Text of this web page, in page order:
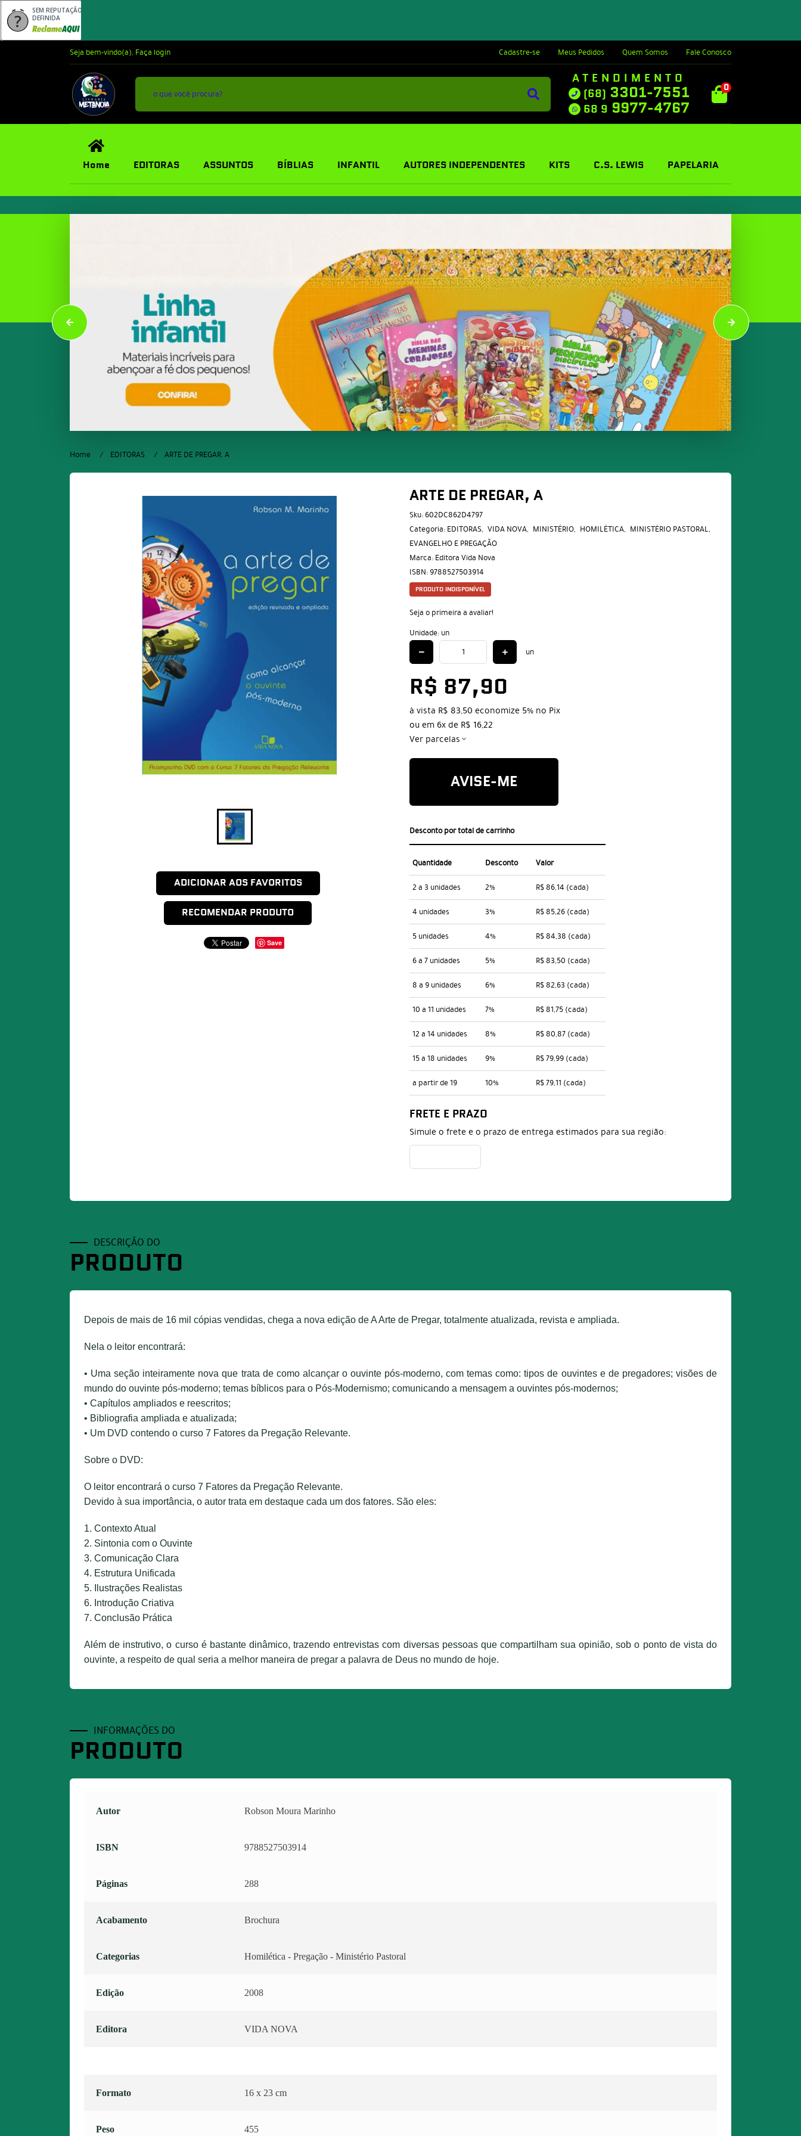
SEM REPUTAÇÃO
DEFINIDA
Seja bem-vindo(a), Faça login Cadastre-se Meus Pedidos Quem Somos Fale Conosco
ATENDIMENTO
(68) 3301-7551
68 9 9977-4767
0
Home EDITORAS ASSUNTOS BÍBLIAS INFANTIL AUTORES INDEPENDENTES KITS C.S. LEWIS PAPELARIA
Home EDITORAS ARTE DE PREGAR, A
ADICIONAR AOS FAVORITOS
RECOMENDAR PRODUTO
Save
ARTE DE PREGAR, A
Sku: 602DC862D4797
Categoria: EDITORAS VIDA NOVA MINISTÉRIO HOMILÉTICA MINISTÉRIO PASTORAL
EVANGELHO E PREGAÇÃO
Marca: Editora Vida Nova
ISBN: 9788527503914
PRODUTO INDISPONÍVEL
Seja o primeira a avaliar!
Unidade: un
un
R$ 87,90
à vista R$ 83,50 economize 5% no Pix
ou em 6xde R$ 16,22
Ver parcelas
AVISE-ME
Desconto por total de carrinho
Quantidade Desconto Valor
2 a 3 unidades 2% R$ 86,14 (cada)
4 unidades 3% R$ 85,26 (cada)
5 unidades 4% R$ 84,38 (cada)
6 a 7 unidades 5% R$ 83,50 (cada)
8 a 9 unidades 6% R$ 82,63 (cada)
10 a 11 unidades 7% R$ 81,75 (cada)
12 a 14 unidades 8% R$ 80,87 (cada)
15 a 18 unidades 9% R$ 79,99 (cada)
a partir de 19 10% R$ 79,11 (cada)
FRETE E PRAZO
Simule o frete e o prazo de entrega estimados para sua região:
DESCRIÇÃO DO
PRODUTO
Depois de mais de 16 mil cópias vendidas, chega a nova edição de A Arte de Pregar, totalmente atualizada, revista e ampliada.
Nela o leitor encontrará:
• Uma seção inteiramente nova que trata de como alcançar o ouvinte pós-moderno, com temas como: tipos de ouvintes e de pregadores; visões de
mundo do ouvinte pós-moderno; temas bíblicos para o Pós-Modernismo; comunicando a mensagem a ouvintes pós-modernos;
• Capítulos ampliados e reescritos;
• Bibliografia ampliada e atualizada;
• Um DVD contendo o curso 7 Fatores da Pregação Relevante.
Sobre o DVD:
O leitor encontrará o curso 7 Fatores da Pregação Relevante.
Devido à sua importância, o autor trata em destaque cada um dos fatores. São eles:
1. Contexto Atual
2. Sintonia com o Ouvinte
3. Comunicação Clara
4. Estrutura Unificada
5. Ilustrações Realistas
6. Introdução Criativa
7. Conclusão Prática
Além de instrutivo, o curso é bastante dinâmico, trazendo entrevistas com diversas pessoas que compartilham sua opinião, sob o ponto de vista do
ouvinte, a respeito de qual seria a melhor maneira de pregar a palavra de Deus no mundo de hoje.
INFORMAÇÕES DO
PRODUTO
Autor Robson Moura Marinho
ISBN 9788527503914
Páginas 288
Acabamento Brochura
Categorias Homilética - Pregação - Ministério Pastoral
Edição 2008
Editora VIDA NOVA
Formato 16 x 23 cm
Peso 455